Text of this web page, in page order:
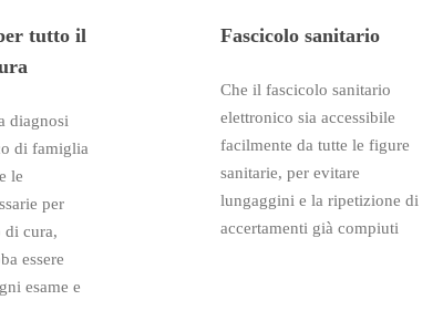
tutto il
diagnosi
di famiglia
le
per
di cura,
essere
esame e
Fascicolo sanitario
Che il fascicolo sanitario
elettronico sia accessibile
facilmente da tutte le figure
sanitarie, per evitare
lungaggini e la ripetizione di
accertamenti già compiuti